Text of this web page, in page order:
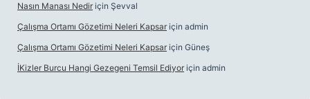
Nasın Manası Nedir için Şevval
Çalışma Ortamı Gözetimi Neleri Kapsar için admin
Çalışma Ortamı Gözetimi Neleri Kapsar için Güneş
İKizler Burcu Hangi Gezegeni Temsil Ediyor için admin